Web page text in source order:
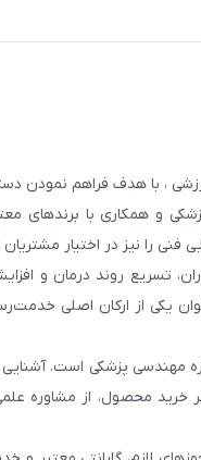
، با هدف فراهم نمودن
و همکاری با برندهای
را نیز در اختیار مشتریان
تسریع روند درمان و
یکی از ارکان اصلی
مهندسی پزشکی است.
بر خرید محصول، از مشاوره